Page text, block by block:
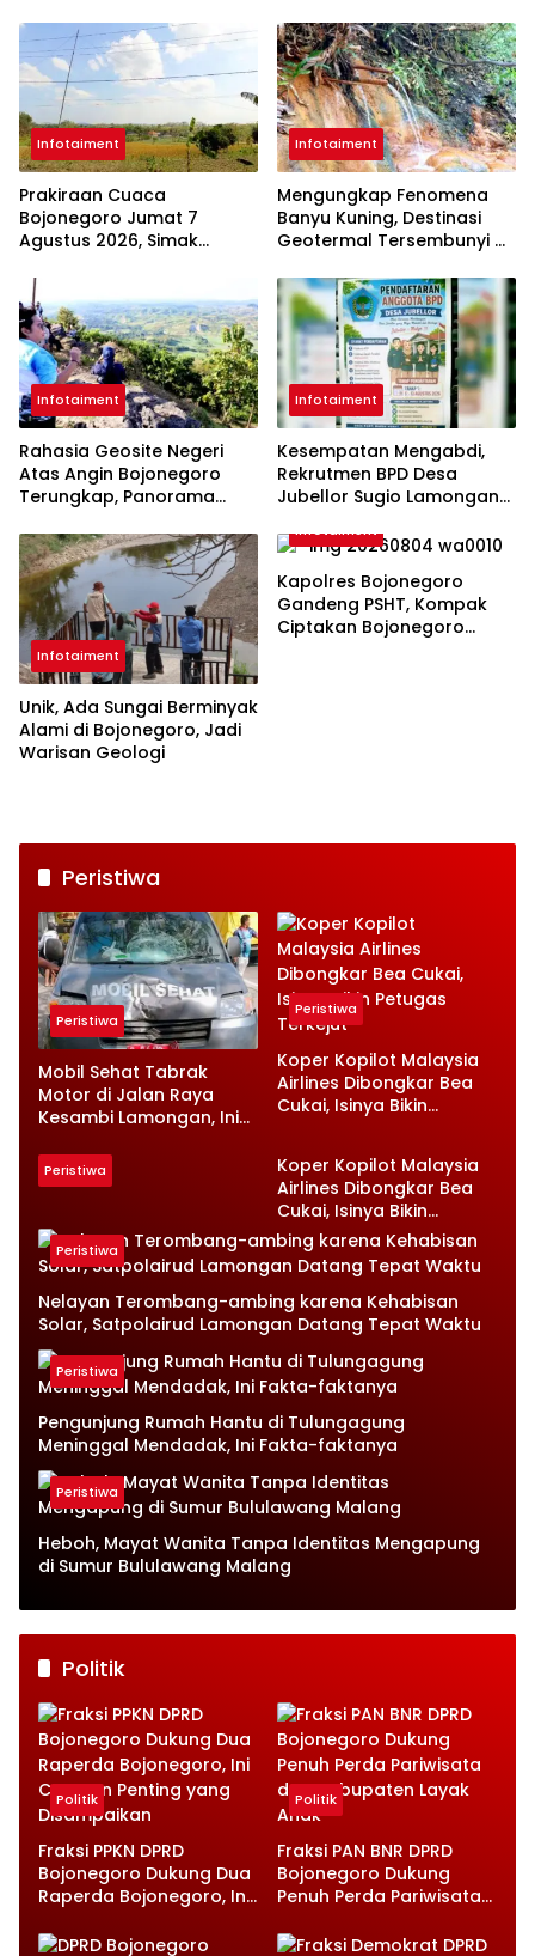
Infotaiment
Prakiraan Cuaca
Bojonegoro Jumat 7
Agustus 2026, Simak
Infotaiment
Mengungkap Fenomena
Banyu Kuning, Destinasi
Geotermal Tersembunyi di
Infotaiment
Rahasia Geosite Negeri
Atas Angin Bojonegoro
Terungkap, Panorama
Bumi
Infotaiment
Kesempatan Mengabdi,
Rekrutmen BPD Desa
Jubellor Sugio Lamongan
Infotaiment
Unik, Ada Sungai Berminyak
Alami di Bojonegoro, Jadi
Warisan Geologi
Infotaiment
Kapolres Bojonegoro
Gandeng PSHT, Kompak
Ciptakan Bojonegoro
Peristiwa
Peristiwa
Mobil Sehat Tabrak
Motor di Jalan Raya
Kesambi Lamongan, Ini
Peristiwa
Koper Kopilot Malaysia
Airlines Dibongkar Bea
Cukai, Isinya Bikin
Peristiwa
Koper Kopilot Malaysia
Airlines Dibongkar Bea
Cukai, Isinya Bikin
Petugas Terkejut
Peristiwa
Nelayan Terombang-ambing karena Kehabisan
Solar, Satpolairud Lamongan Datang Tepat Waktu
Peristiwa
Pengunjung Rumah Hantu di Tulungagung
Meninggal Mendadak, Ini Fakta-faktanya
Peristiwa
Heboh, Mayat Wanita Tanpa Identitas Mengapung
di Sumur Bululawang Malang
Politik
Politik
Fraksi PPKN DPRD
Bojonegoro Dukung Dua
Raperda Bojonegoro, Ini
Disampaikan
Politik
Fraksi PAN BNR DPRD
Bojonegoro Dukung
Penuh Perda Pariwisata
Anak